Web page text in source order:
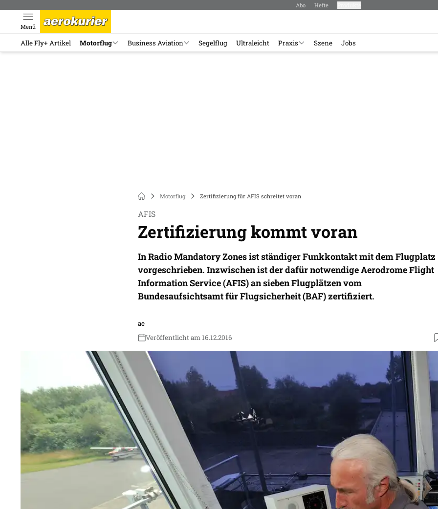
Abo Hefte
Menü
Alle Fly+ Artikel Motorflug Business Aviation Segelflug Ultraleicht Praxis Szene Jobs
Motorflug Zertifizierung für AFIS schreitet voran
AFIS
Zertifizierung kommt voran
In Radio Mandatory Zones ist ständiger Funkkontakt mit dem Flugplatz
vorgeschrieben. Inzwischen ist der dafür notwendige Aerodrome Flight
Information Service (AFIS) an sieben Flugplätzen vom
Bundesaufsichtsamt für Flugsicherheit (BAF) zertifiziert.
ae
Veröffentlicht am 16.12.2016